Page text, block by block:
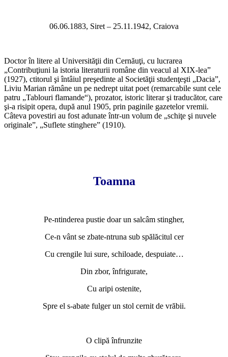
06.06.1883, Siret – 25.11.1942, Craiova
Doctor în litere al Universităţii din Cernăuţi, cu lucrarea
„Contribuţiuni la istoria literaturii române din veacul al XIX-lea”
(1927), ctitorul şi întâiul preşedinte al Societăţii studenţeşti „Dacia”,
Liviu Marian rămâne un pe nedrept uitat poet (remarcabile sunt cele
patru „Tablouri flamande“), prozator, istoric literar şi traducător, care
şi-a risipit opera, după anul 1905, prin paginile gazetelor vremii.
Câteva povestiri au fost adunate într-un volum de „schiţe şi nuvele
originale”, „Suflete stinghere” (1910).
Toamna
Pe-ntinderea pustie doar un salcâm stingher,
Ce-n vânt se zbate-ntruna sub spălăcitul cer
Cu crengile lui sure, schiloade, despuiate…
Din zbor, înfrigurate,
Cu aripi ostenite,
Spre el s-abate fulger un stol cernit de vrăbii.
O clipă înfrunzite